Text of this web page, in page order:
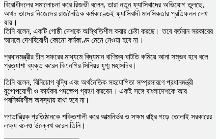
বিরোধীদলের সমালোচনা করে রিজভী বলেন, তারা নতুন ফ্যাসিবাদের অভিযোগ তুলছে,
অথচ তাদের নিজেদের রাজনৈতিক কর্মকাণ্ডেই ফ্যাসিবাদী মানসিকতার প্রতিফলন দেখা
যায়।
তিনি বলেন, একটি গোষ্ঠী দেশকে অস্থিতিশীল করার চেষ্টা করছে। তবে বর্তমান সরকারের
আমলে দেশবিরোধী কোনো কর্মকাণ্ড মেনে নেওয়া হবে না।
প্রধানমন্ত্রীর চীন সফরের মাধ্যমে বিদ্যমান বাণিজ্য ঘাটতি কমিয়ে আনা সম্ভব হবে বলে
প্রত্যাশা ব্যক্ত করেন বিএনপির সিনিয়র যুগ্ম মহাসচিব।
তিনি বলেন, বিনিয়োগ বৃদ্ধি এবং অর্থনৈতিক সহযোগিতা সম্প্রসারণে প্রধানমন্ত্রী
যুগোপযোগী ও কার্যকর পদক্ষেপ গ্রহণ করবেন। একই সঙ্গে বাংলাদেশকে আর
পরনির্ভরশীল অবস্থায় রাখা হবে না।
গণতান্ত্রিক প্রতিষ্ঠানকে শক্তিশালী করে আত্মনির্ভর ও সক্ষম রাষ্ট্র গড়ে তোলাই সরকারের
লক্ষ্য বলেও উল্লেখ করেন তিনি।